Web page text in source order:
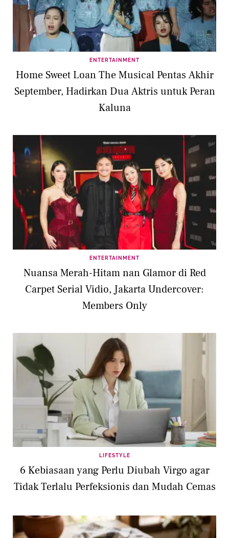
ENTERTAINMENT
Home Sweet Loan The Musical Pentas Akhir
September, Hadirkan Dua Aktris untuk Peran
Kaluna
ENTERTAINMENT
Nuansa Merah-Hitam nan Glamor di Red
Carpet Serial Vidio, Jakarta Undercover:
Members Only
LIFESTYLE
6 Kebiasaan yang Perlu Diubah Virgo agar
Tidak Terlalu Perfeksionis dan Mudah Cemas